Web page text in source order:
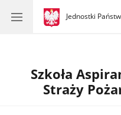
gov.pl
Jednostki
gov.pl
Jednostki
Szkoła
Straży